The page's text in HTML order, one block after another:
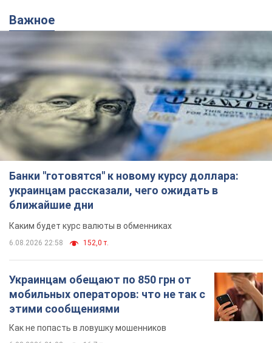
Важное
Банки "готовятся" к новому курсу доллара:
украинцам рассказали, чего ожидать в
ближайшие дни
Каким будет курс валюты в обменниках
6.08.2026 22:58 152,0 т.
Украинцам обещают по 850 грн от
мобильных операторов: что не так с
этими сообщениями
Как не попасть в ловушку мошенников